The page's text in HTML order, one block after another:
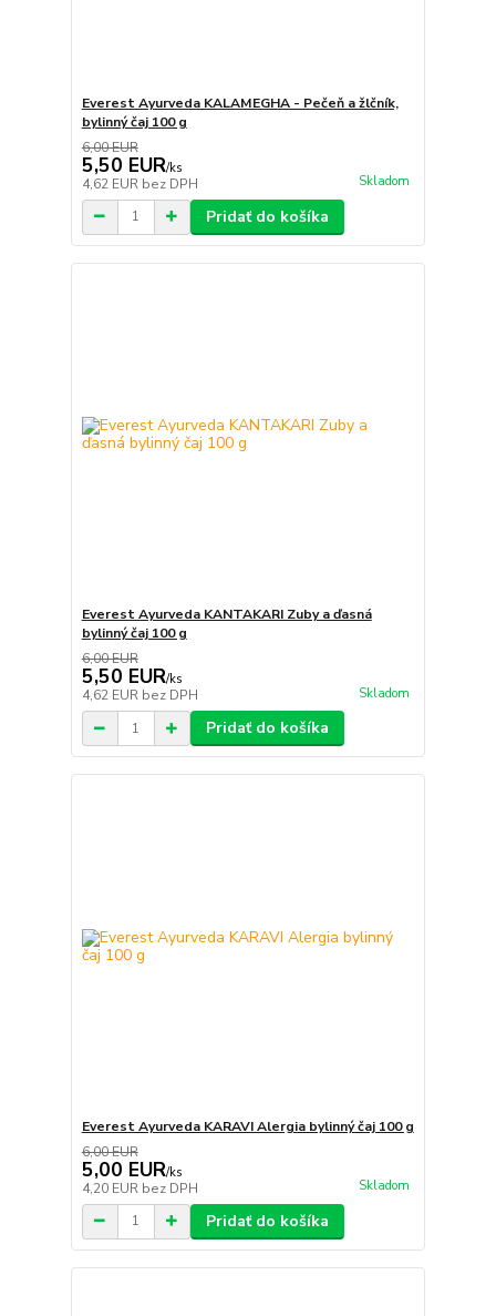
Everest Ayurveda KALAMEGHA - Pečeň a žlčník,
bylinný čaj 100 g
6,00 EUR
5,50 EUR/ks
4,62 EUR bez DPH Skladom
Pridať do košíka
Everest Ayurveda KANTAKARI Zuby a ďasná
bylinný čaj 100 g
6,00 EUR
5,50 EUR/ks
4,62 EUR bez DPH Skladom
Pridať do košíka
Everest Ayurveda KARAVI Alergia bylinný čaj 100 g
6,00 EUR
5,00 EUR/ks
4,20 EUR bez DPH Skladom
Pridať do košíka